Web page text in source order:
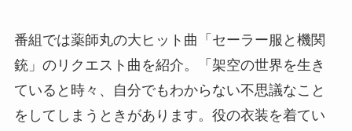
番組では薬師丸の大ヒット曲「セーラー服と機関
銃」のリクエスト曲を紹介。「架空の世界を生き
ていると時々、自分でもわからない不思議なこと
をしてしまうときがあります。役の衣装を着てい